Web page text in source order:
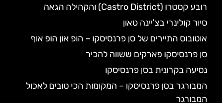
רובע קסטרו (Castro District) והקהילה הגאה
סיור קולינרי בצ'יינה טאון
אוטובוס התיירים של סן פרנסיסקו – הופ און הופ אוף
סן פרנסיסקו פארקים ששווה להכיר
נסיעה בקרונית בסן פרנסיסקו
המבורגר בסן פרנסיסקו – המקומות הכי טובים לאכול
המבורגר